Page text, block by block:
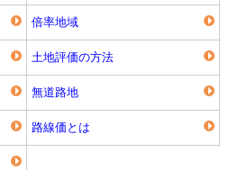
倍率地域
土地評価の方法
無道路地
路線価とは